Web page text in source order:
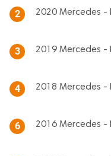
2 2020 Mercedes -
3 2019 Mercedes -
4 2018 Mercedes -
6 2016 Mercedes -